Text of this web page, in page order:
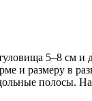
5–8 см
и размеру в
полосы.